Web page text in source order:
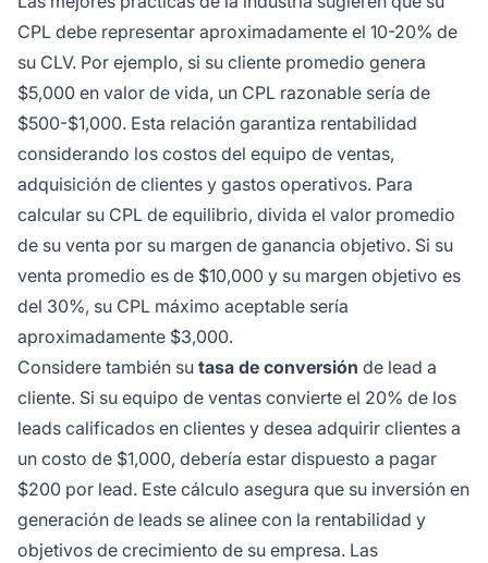
CPL debe representar aproximadamente el 10-20% de
su CLV. Por ejemplo, si su cliente promedio genera
$5,000 en valor de vida, un CPL razonable sería de
$500-$1,000. Esta relación garantiza rentabilidad
considerando los costos del equipo de ventas,
adquisición de clientes y gastos operativos. Para
calcular su CPL de equilibrio, divida el valor promedio
de su venta por su margen de ganancia objetivo. Si su
venta promedio es de $10,000 y su margen objetivo es
del 30%, su CPL máximo aceptable sería
aproximadamente $3,000.
Considere también su tasa de conversión de lead a
cliente. Si su equipo de ventas convierte el 20% de los
leads calificados en clientes y desea adquirir clientes a
un costo de $1,000, debería estar dispuesto a pagar
$200 por lead. Este cálculo asegura que su inversión en
generación de leads se alinee con la rentabilidad y
objetivos de crecimiento de su empresa. Las